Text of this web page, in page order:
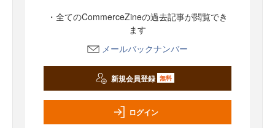
・全てのCommerceZineの過去記事が閲覧でき
ます
メールバックナンバー
新規会員登録 無料
ログイン